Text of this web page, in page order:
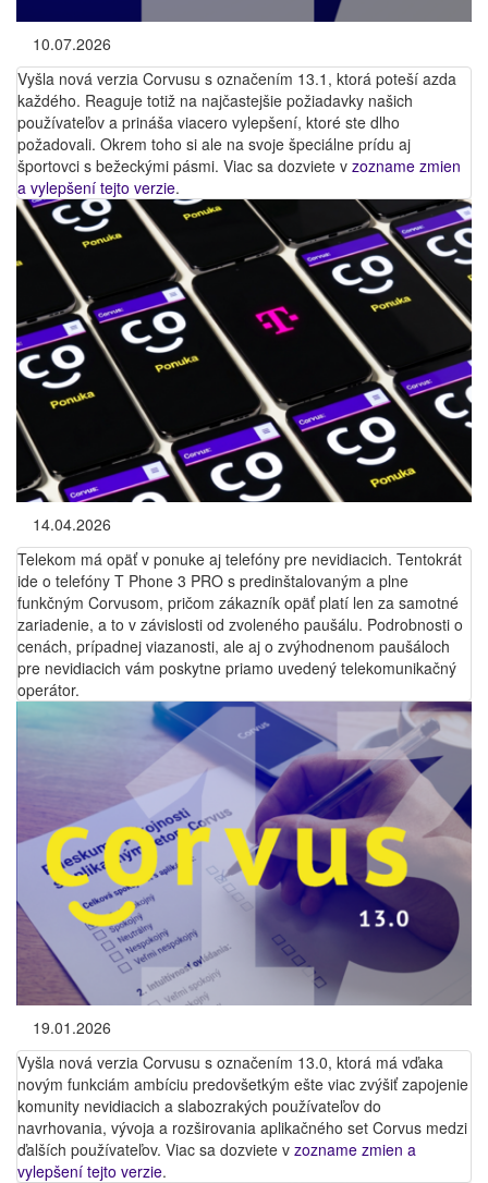
10.07.2026
Vyšla nová verzia Corvusu s označením 13.1, ktorá poteší azda
každého. Reaguje totiž na najčastejšie požiadavky našich
používateľov a prináša viacero vylepšení, ktoré ste dlho
požadovali. Okrem toho si ale na svoje špeciálne prídu aj
športovci s bežeckými pásmi. Viac sa dozviete v zozname zmien
a vylepšení tejto verzie.
14.04.2026
Telekom má opäť v ponuke aj telefóny pre nevidiacich. Tentokrát
ide o telefóny T Phone 3 PRO s predinštalovaným a plne
funkčným Corvusom, pričom zákazník opäť platí len za samotné
zariadenie, a to v závislosti od zvoleného paušálu. Podrobnosti o
cenách, prípadnej viazanosti, ale aj o zvýhodnenom paušáloch
pre nevidiacich vám poskytne priamo uvedený telekomunikačný
operátor.
19.01.2026
Vyšla nová verzia Corvusu s označením 13.0, ktorá má vďaka
novým funkciám ambíciu predovšetkým ešte viac zvýšiť zapojenie
komunity nevidiacich a slabozrakých používateľov do
navrhovania, vývoja a rozširovania aplikačného set Corvus medzi
ďalších používateľov. Viac sa dozviete v zozname zmien a
vylepšení tejto verzie.